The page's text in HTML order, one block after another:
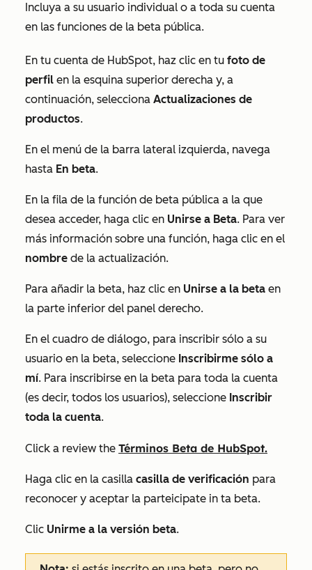
Incluya a su usuario individual o a toda su cuenta
en las funciones de la beta pública.
En tu cuenta de HubSpot, haz clic en tu foto de
perfil en la esquina superior derecha y, a
continuación, selecciona Actualizaciones de
productos.
En el menú de la barra lateral izquierda, navega
hasta En beta.
En la fila de la función de beta pública a la que
desea acceder, haga clic en Unirse a Beta. Para ver
más información sobre una función, haga clic en el
nombre de la actualización.
Para añadir la beta, haz clic en Unirse a la beta en
la parte inferior del panel derecho.
En el cuadro de diálogo, para inscribir sólo a su
usuario en la beta, seleccione Inscribirme sólo a
mí. Para inscribirse en la beta para toda la cuenta
(es decir, todos los usuarios), seleccione Inscribir
toda la cuenta.
Click a review the Términos Beta de HubSpot.
Haga clic en la casilla casilla de verificación para
reconocer y aceptar la parteicipate in ta beta.
Clic Unirme a la versión beta.